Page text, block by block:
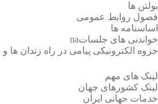
بولتن ها
فصول روابط عمومی
اساسنامه ها
خواندنی های جلساتna
جزوه الکترونیکی پیامی در راه زندان ها و
لینک های مهم
لینک کشورهای جهان
خدمات جهانی ایران